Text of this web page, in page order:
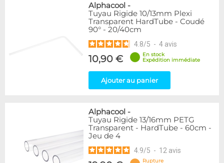
Alphacool -
Tuyau Rigide 10/13mm Plexi
Transparent HardTube - Coudé
90° - 20/40cm
4.8/5 - 4 avis
10,90 €
En stock
Expédition immédiate
Ajouter au panier
Alphacool -
Tuyau Rigide 13/16mm PETG
Transparent - HardTube - 60cm -
Jeu de 4
4.9/5 - 12 avis
Rupture